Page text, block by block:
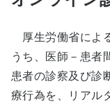
厚生労働省によ
うち、医師－患者
患者の診察及び診
療行為を、リアル